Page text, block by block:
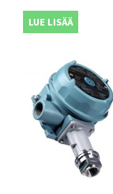
LUE LISÄÄ